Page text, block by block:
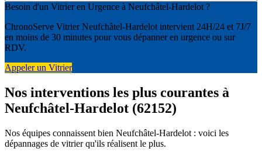
Besoin d'un Vitrier en Urgence à Neufchâtel-Hardelot ?
ChronoServe Vitrier Neufchâtel-Hardelot intervient 24H/24 et 7J/7
en moins de 30 minutes pour vous dépanner en urgence ou sur
RDV.
Appeler un Vitrier
Nos interventions les plus courantes à
Neufchâtel-Hardelot (62152)
Nos équipes connaissent bien Neufchâtel-Hardelot : voici les
dépannages de vitrier qu'ils réalisent le plus.